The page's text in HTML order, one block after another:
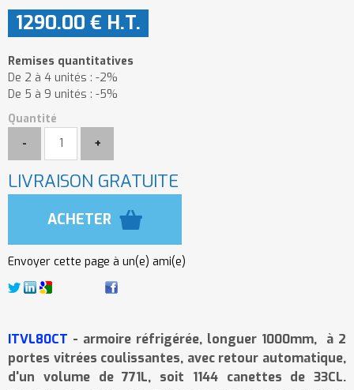
1290.00 € H.T.
Remises quantitatives
De 2 à 4 unités : -2%
De 5 à 9 unités : -5%
Quantité
LIVRAISON GRATUITE
Envoyer cette page à un(e) ami(e)
ITVL80CT - armoire réfrigérée, longuer 1000mm, à 2
portes vitrées coulissantes, avec retour automatique,
d'un volume de 771L, soit 1144 canettes de 33CL.